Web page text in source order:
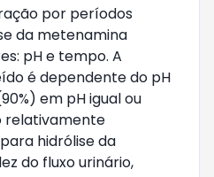
por períodos
da metenamina
pH e tempo. A
é dependente do pH
em pH igual ou
relativamente
hidrólise da
do fluxo urinário,